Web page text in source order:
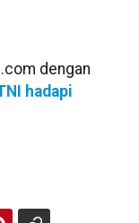
dengan
hadapi